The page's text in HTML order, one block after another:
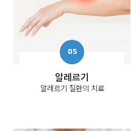
알레르기
알레르기 질환의 치료